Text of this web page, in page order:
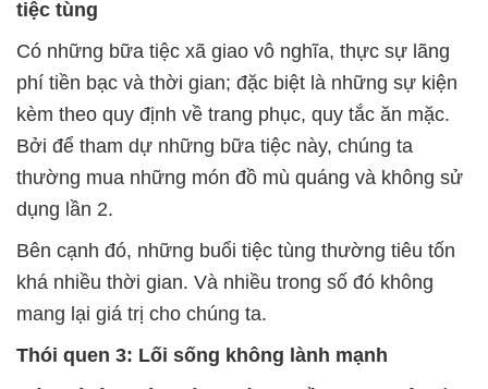
tiệc tùng
Có những bữa tiệc xã giao vô nghĩa, thực sự lãng
phí tiền bạc và thời gian; đặc biệt là những sự kiện
kèm theo quy định về trang phục, quy tắc ăn mặc.
Bởi để tham dự những bữa tiệc này, chúng ta
thường mua những món đồ mù quáng và không sử
dụng lần 2.
Bên cạnh đó, những buổi tiệc tùng thường tiêu tốn
khá nhiều thời gian. Và nhiều trong số đó không
mang lại giá trị cho chúng ta.
Thói quen 3: Lối sống không lành mạnh